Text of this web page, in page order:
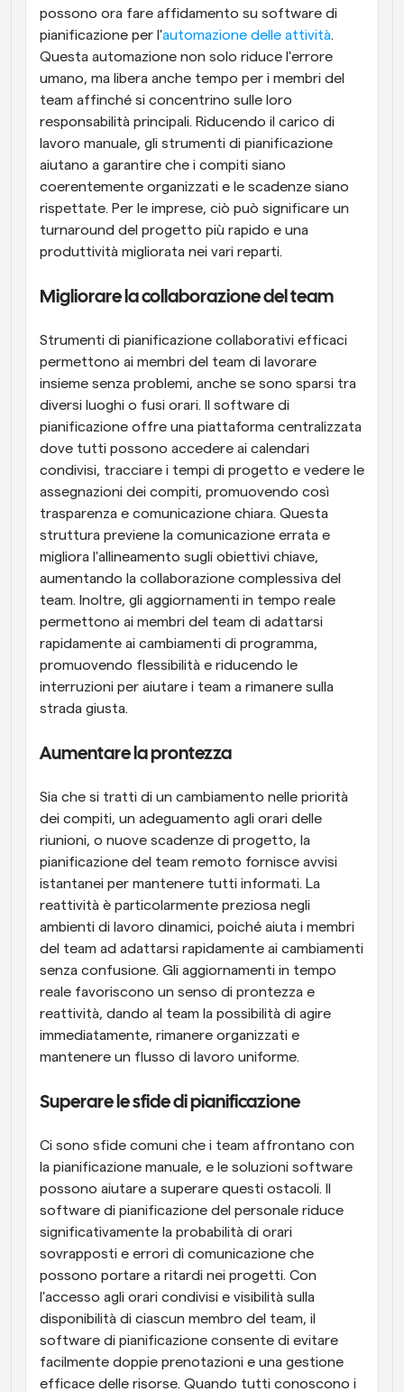
possono ora fare affidamento su software di
pianificazione per l'automazione delle attività.
Questa automazione non solo riduce l'errore
umano, ma libera anche tempo per i membri del
team affinché si concentrino sulle loro
responsabilità principali. Riducendo il carico di
lavoro manuale, gli strumenti di pianificazione
aiutano a garantire che i compiti siano
coerentemente organizzati e le scadenze siano
rispettate. Per le imprese, ciò può significare un
turnaround del progetto più rapido e una
produttività migliorata nei vari reparti.
Migliorare la collaborazione del team
Strumenti di pianificazione collaborativi efficaci
permettono ai membri del team di lavorare
insieme senza problemi, anche se sono sparsi tra
diversi luoghi o fusi orari. Il software di
pianificazione offre una piattaforma centralizzata
dove tutti possono accedere ai calendari
condivisi, tracciare i tempi di progetto e vedere le
assegnazioni dei compiti, promuovendo così
trasparenza e comunicazione chiara. Questa
struttura previene la comunicazione errata e
migliora l'allineamento sugli obiettivi chiave,
aumentando la collaborazione complessiva del
team. Inoltre, gli aggiornamenti in tempo reale
permettono ai membri del team di adattarsi
rapidamente ai cambiamenti di programma,
promuovendo flessibilità e riducendo le
interruzioni per aiutare i team a rimanere sulla
strada giusta.
Aumentare la prontezza
Sia che si tratti di un cambiamento nelle priorità
dei compiti, un adeguamento agli orari delle
riunioni, o nuove scadenze di progetto, la
pianificazione del team remoto fornisce avvisi
istantanei per mantenere tutti informati. La
reattività è particolarmente preziosa negli
ambienti di lavoro dinamici, poiché aiuta i membri
del team ad adattarsi rapidamente ai cambiamenti
senza confusione. Gli aggiornamenti in tempo
reale favoriscono un senso di prontezza e
reattività, dando al team la possibilità di agire
immediatamente, rimanere organizzati e
mantenere un flusso di lavoro uniforme.
Superare le sfide di pianificazione
Ci sono sfide comuni che i team affrontano con
la pianificazione manuale, e le soluzioni software
possono aiutare a superare questi ostacoli. Il
software di pianificazione del personale riduce
significativamente la probabilità di orari
sovrapposti e errori di comunicazione che
possono portare a ritardi nei progetti. Con
l'accesso agli orari condivisi e visibilità sulla
disponibilità di ciascun membro del team, il
software di pianificazione consente di evitare
facilmente doppie prenotazioni e una gestione
efficace delle risorse. Quando tutti conoscono i